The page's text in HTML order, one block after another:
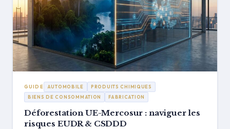
GUIDE AUTOMOBILE
PRODUITS CHIMIQUES
BIENS DE CONSOMMATION
FABRICATION
Déforestation UE-Mercosur : naviguer les
risques EUDR & CSDDD